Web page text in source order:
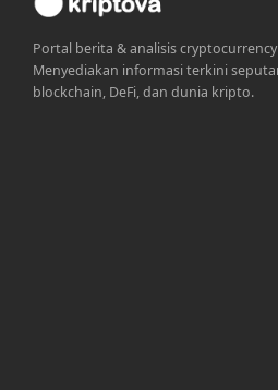
Portal berita & analisis
Menyediakan informasi terkini
blockchain, DeFi, dan dunia kripto.